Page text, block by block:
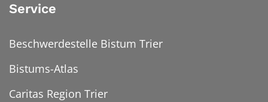
Service
Beschwerdestelle Bistum Trier
Bistums-Atlas
Caritas Region Trier